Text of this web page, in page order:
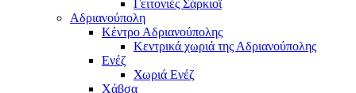
Γειτονιές Σάρκιοϊ
Αδριανούπολη
Κέντρο Αδριανούπολης
Κεντρικά χωριά της Αδριανούπολης
Ενέζ
Χωριά Ενέζ
Χάβσα